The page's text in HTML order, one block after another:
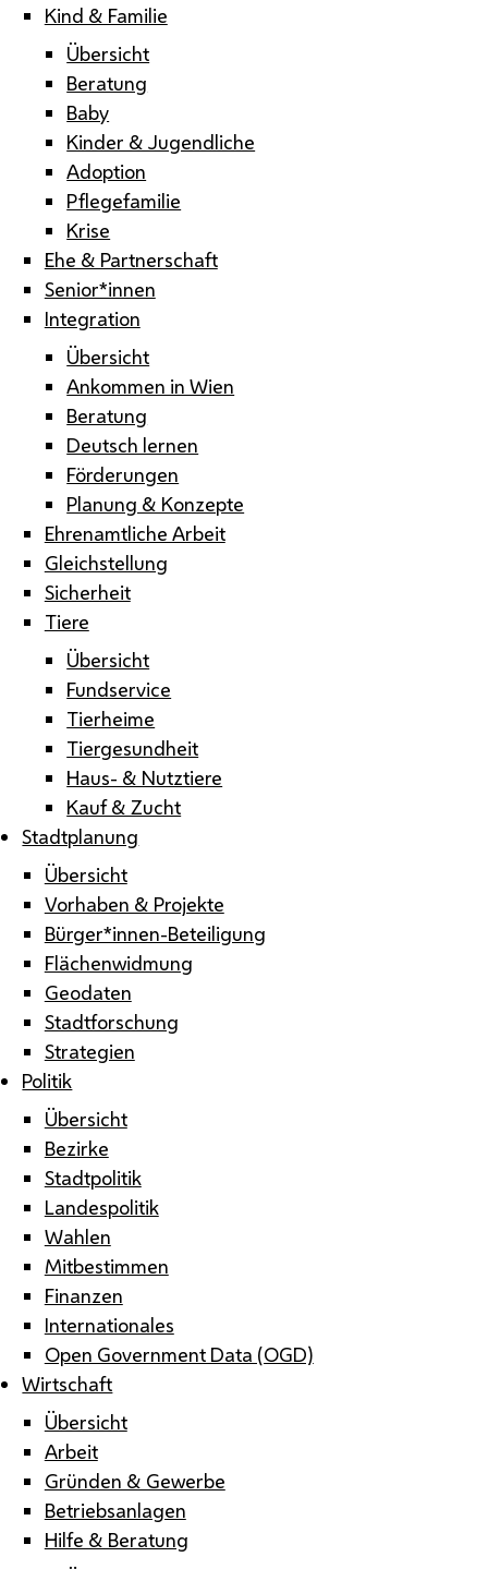
Kind & Familie
Übersicht
Beratung
Baby
Kinder & Jugendliche
Adoption
Pflegefamilie
Krise
Ehe & Partnerschaft
Senior*innen
Integration
Übersicht
Ankommen in Wien
Beratung
Deutsch lernen
Förderungen
Planung & Konzepte
Ehrenamtliche Arbeit
Gleichstellung
Sicherheit
Tiere
Übersicht
Fundservice
Tierheime
Tiergesundheit
Haus- & Nutztiere
Kauf & Zucht
Stadtplanung
Übersicht
Vorhaben & Projekte
Bürger*innen-Beteiligung
Flächenwidmung
Geodaten
Stadtforschung
Strategien
Politik
Übersicht
Bezirke
Stadtpolitik
Landespolitik
Wahlen
Mitbestimmen
Finanzen
Internationales
Open Government Data (OGD)
Wirtschaft
Übersicht
Arbeit
Gründen & Gewerbe
Betriebsanlagen
Hilfe & Beratung